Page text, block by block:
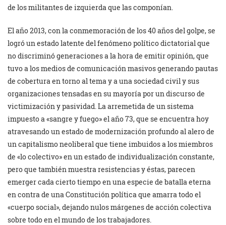
de los militantes de izquierda que las componían.
El año 2013, con la conmemoración de los 40 años del golpe, se
logró un estado latente del fenómeno político dictatorial que
no discriminó generaciones a la hora de emitir opinión, que
tuvo a los medios de comunicación masivos generando pautas
de cobertura en torno al tema y a una sociedad civil y sus
organizaciones tensadas en su mayoría por un discurso de
victimización y pasividad. La arremetida de un sistema
impuesto a «sangre y fuego» el año 73, que se encuentra hoy
atravesando un estado de modernización profundo al alero de
un capitalismo neoliberal que tiene imbuidos a los miembros
de «lo colectivo» en un estado de individualización constante,
pero que también muestra resistencias y éstas, parecen
emerger cada cierto tiempo en una especie de batalla eterna
en contra de una Constitución política que amarra todo el
«cuerpo social», dejando nulos márgenes de acción colectiva
sobre todo en el mundo de los trabajadores.